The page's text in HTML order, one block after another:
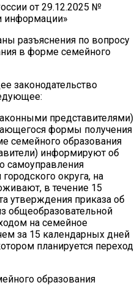
от 29.12.2025 №
информации»
разъяснения по вопросу
в форме семейного
законодательство
представителями)
формы получения
семейного образования
информируют об
самоуправления
округа, на
в течение 15
утверждения приказа об
общеобразовательной
на семейное
за 15 календарных дней
планируется переход
образования